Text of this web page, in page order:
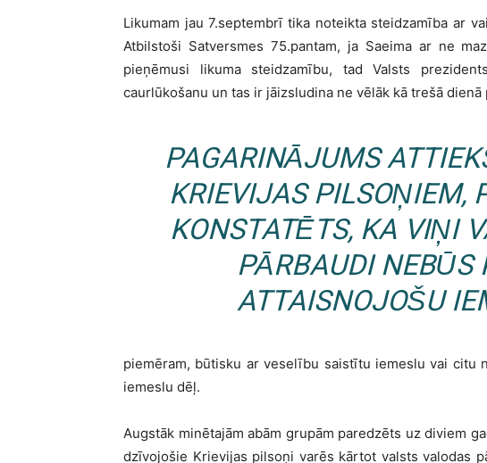
Likumam jau 7.septembrī tika noteikta steidzamība ar
Atbilstoši Satversmes 75.pantam, ja Saeima ar ne
pieņēmusi likuma steidzamību, tad Valsts
caurlūkošanu un tas ir jāizsludina ne vēlāk kā trešā dienā
PAGARINĀJUMS
KRIEVIJAS PILSOŅIEM,
KONSTATĒTS, KA VIŅI
PĀRBAUDI NEBŪS
ATTAISNOJOŠU
piemēram, būtisku ar veselību saistītu iemeslu vai citu
iemeslu dēļ.
Augstāk minētajām abām grupām paredzēts uz diviem
dzīvojošie Krievijas pilsoņi varēs kārtot valsts valodas